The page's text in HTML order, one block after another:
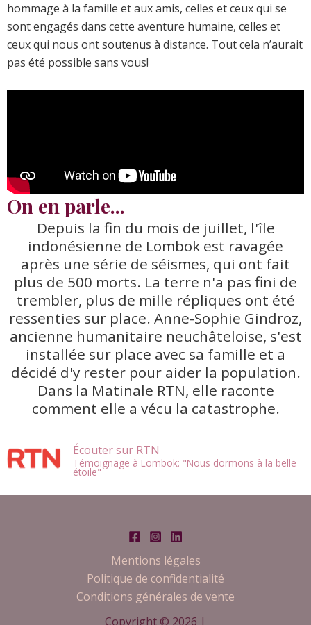
hommage à la famille et aux amis, celles et ceux qui se
sont engagés dans cette aventure humaine, celles et
ceux qui nous ont soutenus à distance. Tout cela n’aurait
pas été possible sans vous!
On en parle...
Depuis la fin du mois de juillet, l'île
indonésienne de Lombok est ravagée
après une série de séismes, qui ont fait
plus de 500 morts. La terre n'a pas fini de
trembler, plus de mille répliques ont été
ressenties sur place. Anne-Sophie Gindroz,
ancienne humanitaire neuchâteloise, s'est
installée sur place avec sa famille et a
décidé d'y rester pour aider la population.
Dans la Matinale RTN, elle raconte
comment elle a vécu la catastrophe.
Écouter sur RTN
Témoignage à Lombok: "Nous dormons à la belle
étoile"
Mentions légales
Politique de confidentialité
Conditions générales de vente
Copyright © 2026 |